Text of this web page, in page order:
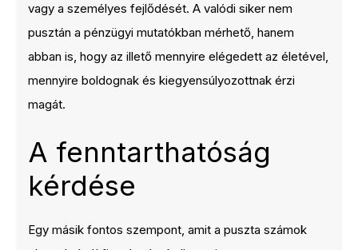
vagy a személyes fejlődését. A valódi siker nem
pusztán a pénzügyi mutatókban mérhető, hanem
abban is, hogy az illető mennyire elégedett az életével,
mennyire boldognak és kiegyensúlyozottnak érzi
magát.
A fenntarthatóság
kérdése
Egy másik fontos szempont, amit a puszta számok